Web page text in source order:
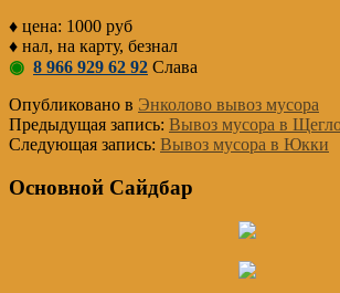
♦ цена: 1000 руб
♦ нал, на карту, безнал
◉ 8 966 929 62 92 Слава
Опубликовано в Энколово вывоз мусора
Предыдущая запись: Вывоз мусора в
Следующая запись: Вывоз мусора в Юкки
Основной Сайдбар